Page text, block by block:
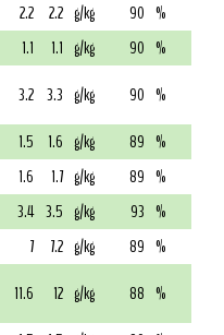
2.2 2.2 g/kg 90 %
1.1 1.1 g/kg 90 %
3.2 3.3 g/kg 90 %
1.5 1.6 g/kg 89 %
1.6 1.7 g/kg 89 %
3.4 3.5 g/kg 93 %
7 7.2 g/kg 89 %
11.6 12 g/kg 88 %